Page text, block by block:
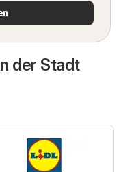
der Stadt